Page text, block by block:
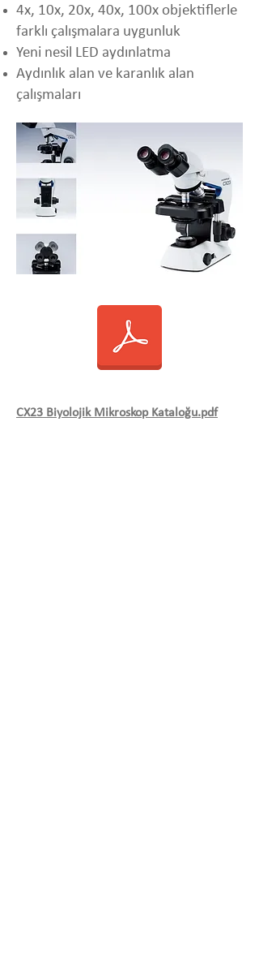
4x, 10x, 20x, 40x, 100x objektiflerle
farklı çalışmalara uygunluk
Yeni nesil LED aydınlatma
Aydınlık alan ve karanlık alan
çalışmaları
CX23 Biyolojik Mikroskop Kataloğu.pdf